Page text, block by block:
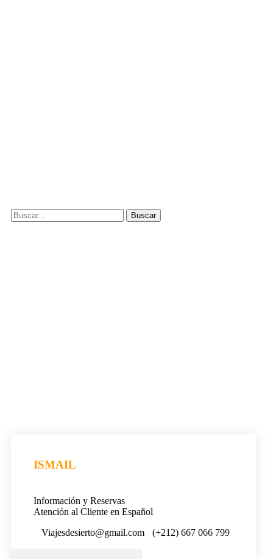
ISMAIL
Información y Reservas
Atención al Cliente en Español
Viajesdesierto@gmail.com
(+212) 667 066 799